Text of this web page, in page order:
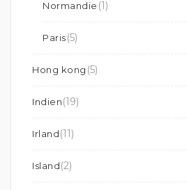
Normandie (1)
Paris(5)
Hong kong (5)
Indien(19)
Irland(11)
Island(2)